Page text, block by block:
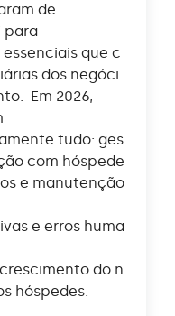
de
para
que c
dos negóci
tudo: ges
com hóspede
e manutenção
e erros huma
do n
hóspedes.